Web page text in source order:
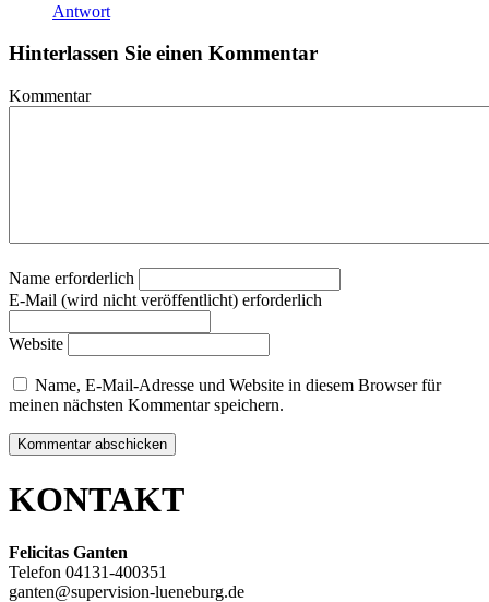
Antwort
Hinterlassen Sie einen Kommentar
Kommentar
Name erforderlich
E-Mail (wird nicht veröffentlicht) erforderlich
Website
Name, E-Mail-Adresse und Website in diesem Browser für
meinen nächsten Kommentar speichern.
KONTAKT
Felicitas Ganten
Telefon 04131-400351
ganten@supervision-lueneburg.de